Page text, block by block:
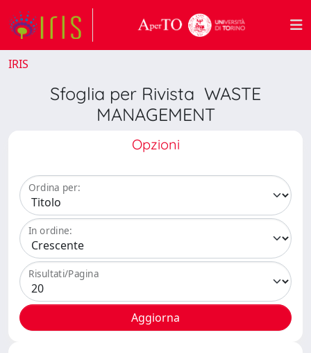
IRIS
Sfoglia per Rivista WASTE
MANAGEMENT
Opzioni
Ordina per:
In ordine:
Risultati/Pagina